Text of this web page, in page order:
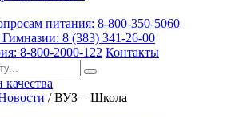
питания: 8-800-350-5060
8 (383) 341-26-00
8-800-2000-122 Контакты
/ВУЗ – Школа